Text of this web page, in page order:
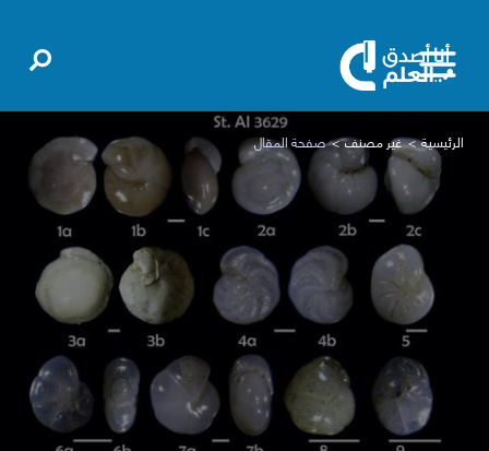
الرئيسية غير مصنف صفحة المقال